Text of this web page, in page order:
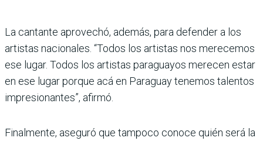
La cantante aprovechó, además, para defender a los
artistas nacionales. “Todos los artistas nos merecemos
ese lugar. Todos los artistas paraguayos merecen estar
en ese lugar porque acá en Paraguay tenemos talentos
impresionantes”, afirmó.
Finalmente, aseguró que tampoco conoce quién será la